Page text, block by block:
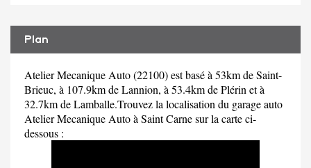
Plan
Atelier Mecanique Auto (22100) est basé à 53km de Saint-
Brieuc, à 107.9km de Lannion, à 53.4km de Plérin et à
32.7km de Lamballe.Trouvez la localisation du garage auto
Atelier Mecanique Auto à Saint Carne sur la carte ci-
dessous :